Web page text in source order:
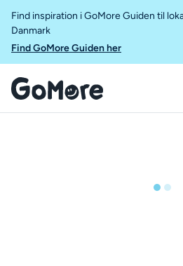
Find inspiration i GoMore Guiden til
Danmark
Find GoMore Guiden her